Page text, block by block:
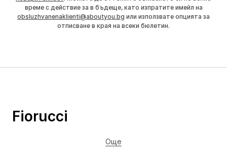
време с действие за в бъдеще, като изпратите имейл на
obsluzhvanenaklienti@aboutyou.bg или използвате опцията за
отписване в края на всеки бюлетин.
Fiorucci
Още